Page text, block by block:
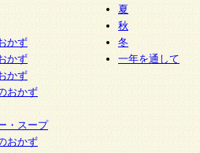
かず
かず
かず
おかず
・スープ
おかず
夏
秋
冬
一年を通して